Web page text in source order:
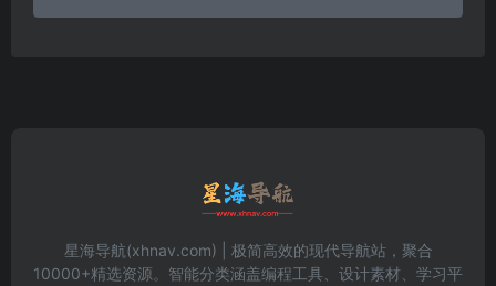
星海导航(xhnav.com) | 极简高效的现代导航站，聚合
10000+精选资源。智能分类涵盖编程工具、设计素材、学习平